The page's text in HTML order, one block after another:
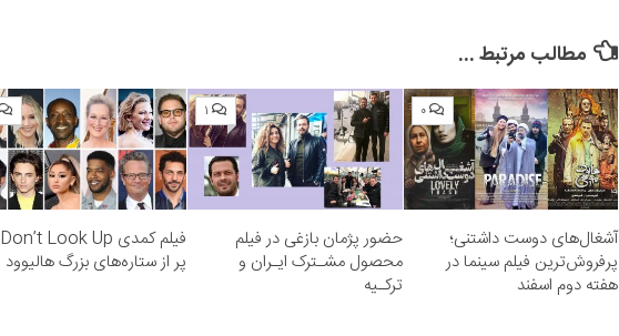
مطالب مرتبط ...
۰
آشغال‌های دوست داشتنی؛
پرفروش‌ترین فیلم سینما در
هفته دوم اسفند
۱
حضور پژمان بازغی در فیلم
محصول مشـترک ایـران و
ترکـیه
فیلم کمدی Don’t Look Up
پر از ستاره‌های بزرگ هالیوود